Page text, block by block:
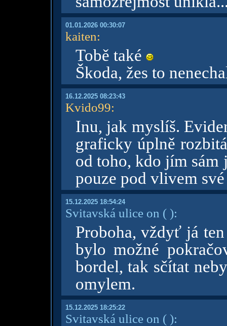
01.01.2026 00:30:07
kaiten:
Tobě také
Škoda, žes to
16.12.2025 08:23:43
Kvido99:
Inu, jak myslíš.
graficky úplně
od toho, kdo jím sám
pouze pod vlivem
15.12.2025 18:54:24
Svitavská ulice on ( ):
Proboha, vždyť já
bylo možné
bordel, tak sčítat
omylem.
15.12.2025 18:25:22
Svitavská ulice on ( ):